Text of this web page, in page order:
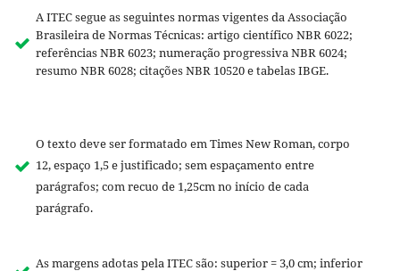
A ITEC segue as seguintes normas vigentes da Associação
Brasileira de Normas Técnicas: artigo científico NBR 6022;
referências NBR 6023; numeração progressiva NBR 6024;
resumo NBR 6028; citações NBR 10520 e tabelas IBGE.
O texto deve ser formatado em Times New Roman, corpo
12, espaço 1,5 e justificado; sem espaçamento entre
parágrafos; com recuo de 1,25cm no início de cada
parágrafo.
As margens adotas pela ITEC são: superior = 3,0 cm; inferior